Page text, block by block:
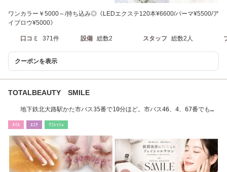
ワンカラー￥5000～/持ち込み◎《LEDエクステ120本¥6600/パーマ¥5500/ア
イブロウ¥5000》
口コミ 371件 設備 総数2 スタッフ 総数2人
クーポンを表示
TOTALBEAUTY SMILE
地下鉄北大路駅かた市バス35番で10分ほど。市バス46、4、67番でも来
ﾈｲﾙ ｴｽﾃ ﾘﾌﾚｯｼｭ